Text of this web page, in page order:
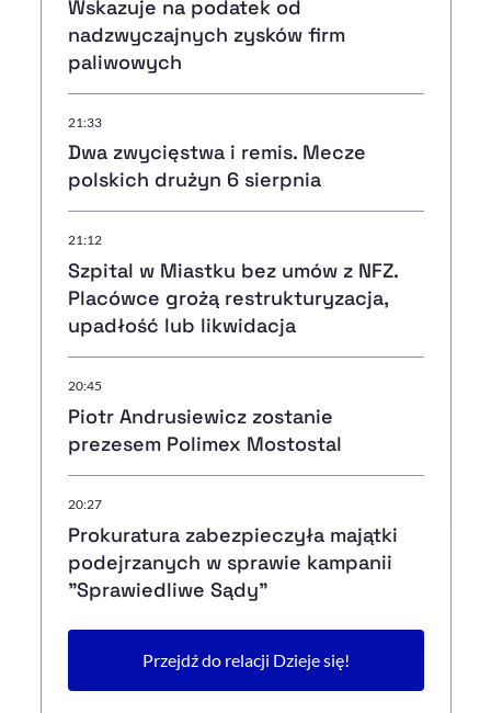
Wskazuje na podatek od
nadzwyczajnych zysków firm
paliwowych
21:33
Dwa zwycięstwa i remis. Mecze
polskich drużyn 6 sierpnia
21:12
Szpital w Miastku bez umów z NFZ.
Placówce grożą restrukturyzacja,
upadłość lub likwidacja
20:45
Piotr Andrusiewicz zostanie
prezesem Polimex Mostostal
20:27
Prokuratura zabezpieczyła majątki
podejrzanych w sprawie kampanii
"Sprawiedliwe Sądy"
Przejdź do relacji Dzieje się!